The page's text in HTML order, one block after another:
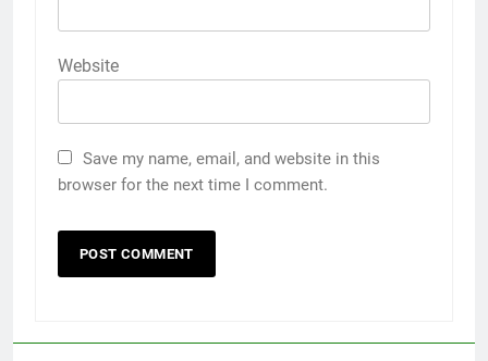
Website
Save my name, email, and website in this
browser for the next time I comment.